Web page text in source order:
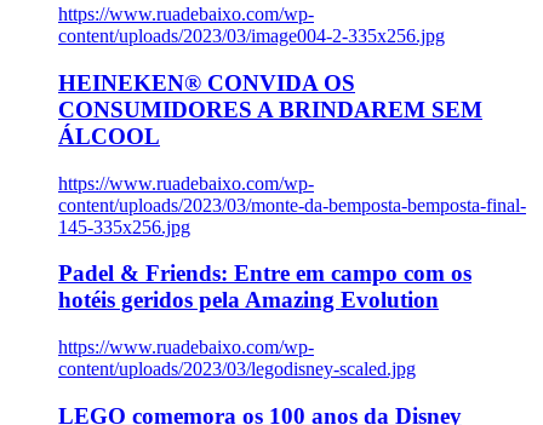
https://www.ruadebaixo.com/wp-
content/uploads/2023/03/image004-2-335x256.jpg
HEINEKEN® CONVIDA OS
CONSUMIDORES A BRINDAREM SEM
ÁLCOOL
https://www.ruadebaixo.com/wp-
content/uploads/2023/03/monte-da-bemposta-bemposta-final-
145-335x256.jpg
Padel & Friends: Entre em campo com os
hotéis geridos pela Amazing Evolution
https://www.ruadebaixo.com/wp-
content/uploads/2023/03/legodisney-scaled.jpg
LEGO comemora os 100 anos da Disney